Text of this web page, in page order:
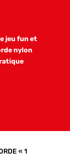
jeu fun et
nylon
« 1